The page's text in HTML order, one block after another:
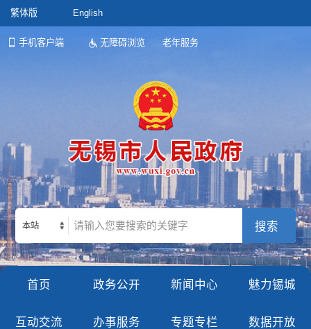
繁体版 English
手机客户端 无障碍浏览 老年服务
本站
首页 政务公开 新闻中心 魅力锡城
互动交流 办事服务 专题专栏 数据开放